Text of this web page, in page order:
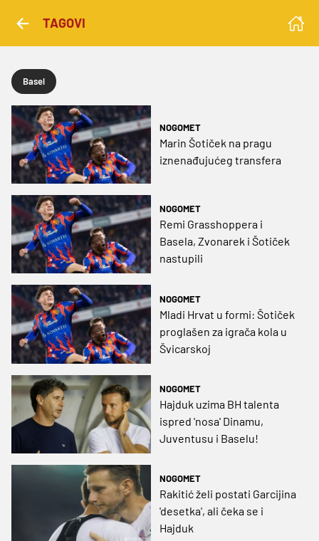
TAGOVI
Basel
NOGOMET
Marin Šotiček na pragu
iznenađujućeg transfera
NOGOMET
Remi Grasshoppera i
Basela, Zvonarek i Šotiček
nastupili
NOGOMET
Mladi Hrvat u formi: Šotiček
proglašen za igrača kola u
Švicarskoj
NOGOMET
Hajduk uzima BH talenta
ispred 'nosa' Dinamu,
Juventusu i Baselu!
NOGOMET
Rakitić želi postati Garcijina
'desetka', ali čeka se i
Hajduk